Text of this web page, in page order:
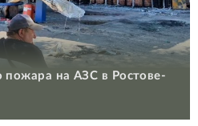
пожара на АЗС в Ростове-